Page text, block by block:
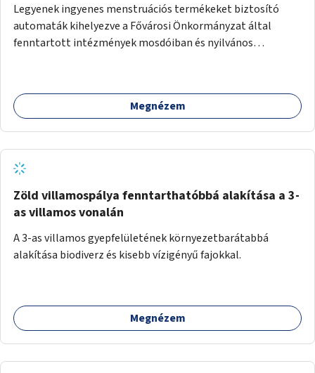
Legyenek ingyenes menstruációs termékeket biztosító
automaták kihelyezve a Fővárosi Önkormányzat által
fenntartott intézmények mosdóiban és nyilvános
Megnézem
Zöld villamospálya fenntarthatóbbá alakítása a 3-
as villamos vonalán
A 3-as villamos gyepfelületének környezetbarátabbá
alakítása biodiverz és kisebb vízigényű fajokkal.
Megnézem